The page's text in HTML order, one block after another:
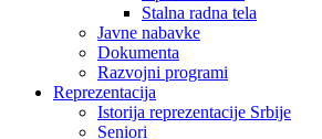
Stalna radna tela
Javne nabavke
Dokumenta
Razvojni programi
Reprezentacija
Istorija reprezentacije Srbije
Seniori